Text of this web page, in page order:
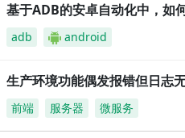
基于ADB的安卓自动化中，如
adb android
生产环境功能偶发报错但日志
前端 服务器 微服务